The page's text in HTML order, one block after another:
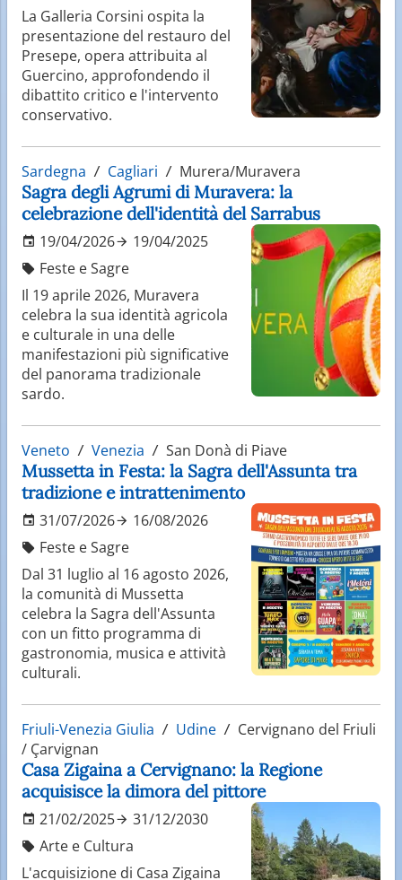
La Galleria Corsini ospita la
presentazione del restauro del
Presepe, opera attribuita al
Guercino, approfondendo il
dibattito critico e l'intervento
conservativo.
Sardegna Cagliari Murera/Muravera
Sagra degli Agrumi di Muravera: la
celebrazione dell'identità del Sarrabus
19/04/2026
19/04/2025
Feste e Sagre
Il 19 aprile 2026, Muravera
celebra la sua identità agricola
e culturale in una delle
manifestazioni più significative
del panorama tradizionale
sardo.
Veneto Venezia San Donà di Piave
Mussetta in Festa: la Sagra dell'Assunta tra
tradizione e intrattenimento
31/07/2026
16/08/2026
Feste e Sagre
Dal 31 luglio al 16 agosto 2026,
la comunità di Mussetta
celebra la Sagra dell'Assunta
con un fitto programma di
gastronomia, musica e attività
culturali.
Friuli-Venezia Giulia Udine
Cervignano del Friuli
/ Çarvignan
Casa Zigaina a Cervignano: la Regione
acquisisce la dimora del pittore
21/02/2025
31/12/2030
Arte e Cultura
L'acquisizione di Casa Zigaina